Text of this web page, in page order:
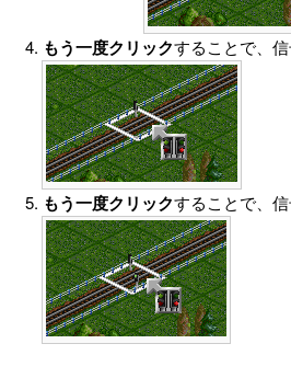
もう一度クリックすることで、
もう一度クリックすることで、